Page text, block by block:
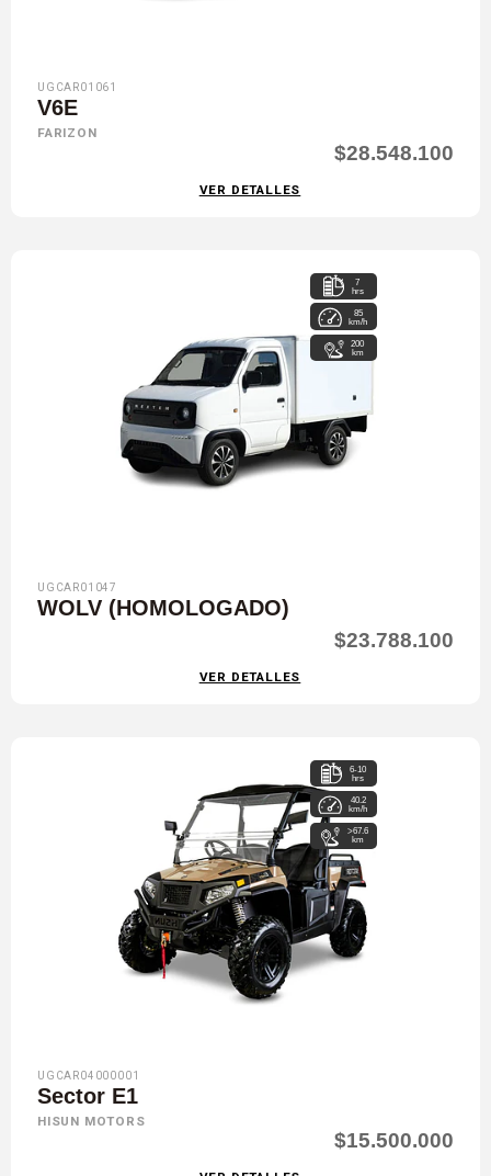
UGCAR01061
V6E
FARIZON
$28.548.100
VER DETALLES
7
hrs
85
km/h
200
km
UGCAR01047
WOLV (HOMOLOGADO)
$23.788.100
VER DETALLES
6-10
hrs
40.2
km/h
>67.6
km
UGCAR04000001
Sector E1
HISUN MOTORS
$15.500.000